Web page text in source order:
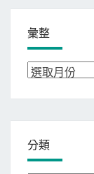
彙整
彙
分類